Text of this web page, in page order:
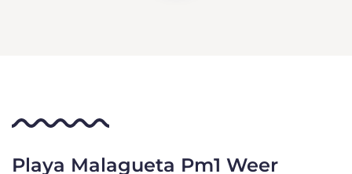
Playa Malagueta Pm1 Weer